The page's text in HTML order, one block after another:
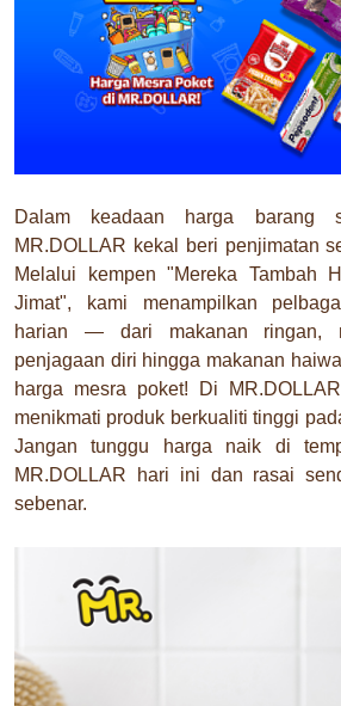
Dalam keadaan harga barang
MR.DOLLAR kekal beri penjimatan
Melalui kempen "Mereka Tambah
Jimat", kami menampilkan
harian — dari makanan ringan,
penjagaan diri hingga makanan
harga mesra poket! Di
menikmati produk berkualiti tinggi
Jangan tunggu harga naik di
MR.DOLLAR hari ini dan rasai
sebenar.